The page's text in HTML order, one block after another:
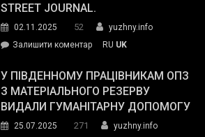
STREET JOURNAL.
02.11.2025 52
yuzhny.info
Залишити коментарon
завойовує
симпатії
виборців
RU UK
У ПІВДЕННОМУ ПРАЦІВНИКАМ ОПЗ
З МАТЕРІАЛЬНОГО РЕЗЕРВУ
ВИДАЛИ ГУМАНІТАРНУ ДОПОМОГУ
25.07.2025 271
yuzhny.info